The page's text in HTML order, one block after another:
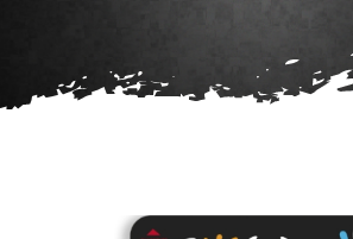
Contact